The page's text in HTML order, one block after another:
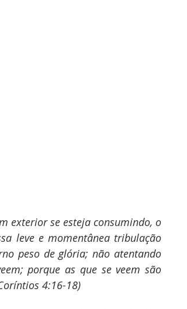
exterior se esteja consumindo, o
leve e momentânea tribulação
peso de glória; não atentando
porque as que se veem são
4:16-18)